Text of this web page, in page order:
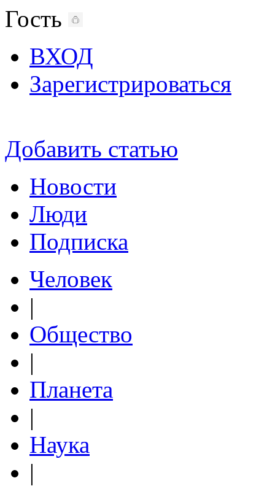
Гость
ВХОД
Зарегистрироваться
Добавить статью
Новости
Люди
Подписка
Человек
|
Общество
|
Планета
|
Наука
|